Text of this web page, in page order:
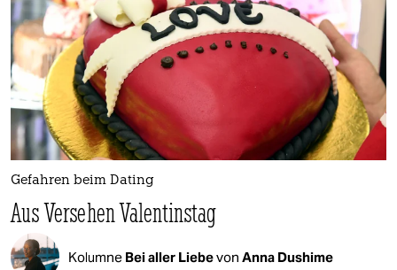
Gefahren beim Dating
Aus Versehen Valentinstag
Kolumne Bei aller Liebevon Anna Dushime